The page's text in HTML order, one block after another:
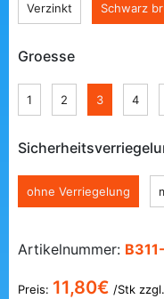
Verzinkt Schwarz
Groesse
1 2 3 4
ohne Verriegelung
Artikelnummer:
Preis: 11,80€ /Stk